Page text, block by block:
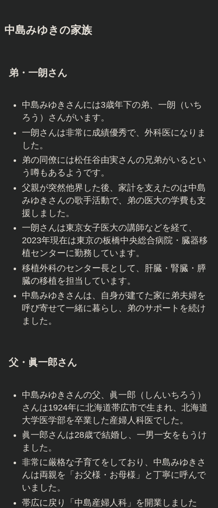
中島みゆきの家族
弟・一朗さん
中島みゆきさんには3歳年下の弟、一朗（いち
ろう）さんがいます。
一朗さんは非常に成績優秀で、外科医になりま
した。
弟の同僚には松任谷由実さんの兄弟がいるとい
う噂もあるようです。
父親が突然他界した後、家計を支えたのは中島
みゆきさんの歌手活動で、弟の医大の学費も支
援しました。
一朗さんは東京女子医大の講師などを経て、
2023年現在は東京の板橋中央総合病院・臓器移
植センターに勤務しています。
移植外科のセンター長として、肝臓・腎臓・膵
臓の移植を担当しています。
中島みゆきさんは、自身が建てた家に弟夫婦を
呼び寄せて一緒に暮らし、弟のサポートを続け
ました。
父・眞一郎さん
中島みゆきさんの父、眞一郎（しんいちろう）
さんは1924年に北海道帯広市で生まれ、北海道
大学医学部を卒業した産婦人科医でした。
眞一郎さんは28歳で結婚し、一男一女をもうけ
ました。
非常に厳格な子育てをしており、中島みゆきさ
んは両親を「お父様・お母様」と丁寧に呼んで
いました。
帯広に戻り「中島産婦人科」を開業しました